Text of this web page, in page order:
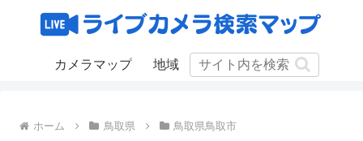
カメラマップ 地域
ホーム 鳥取県 鳥取県鳥取市